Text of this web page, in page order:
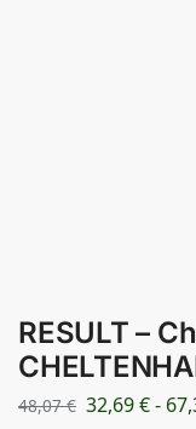
RESULT –
48,07€ 32,69€-